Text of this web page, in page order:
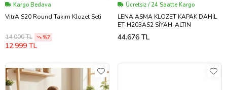
Kargo Bedava
VitrA S20 Round Takım Klozet Seti
14.000 TL %7
12.999 TL
Ücretsiz / 24 Saatte Kargo
LENA ASMA KLOZET KAPAK DAHİL
ET-H203AS2 SİYAH-ALTIN
44.676 TL